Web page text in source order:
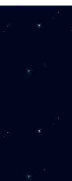
nogg.se &